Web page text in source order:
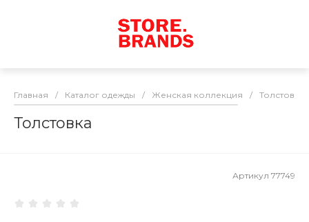
Главная / Каталог одежды / Женская коллекция / Толстовки
Толстовка
Артикул 77749